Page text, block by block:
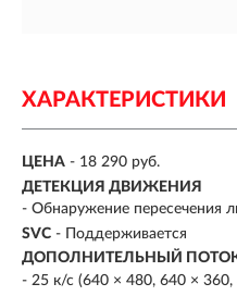
ХАРАКТЕРИСТИКИ
ЦЕНА - 18 290 руб.
ДЕТЕКЦИЯ ДВИЖЕНИЯ
- Обнаружение пересечения
SVC - Поддерживается
ДОПОЛНИТЕЛЬНЫЙ
- 25 к/с (640 × 480, 640 ×